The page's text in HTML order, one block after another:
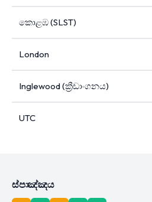
කොළඹ (SLST)
London
Inglewood (ක්‍රීඩාංගනය)
UTC
ස්පාඤ්ඤය